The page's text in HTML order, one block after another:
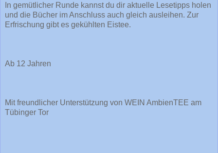
In gemütlicher Runde kannst du dir aktuelle Lesetipps holen
und die Bücher im Anschluss auch gleich ausleihen. Zur
Erfrischung gibt es gekühlten Eistee.
Ab 12 Jahren
Mit freundlicher Unterstützung von WEIN AmbienTEE am
Tübinger Tor